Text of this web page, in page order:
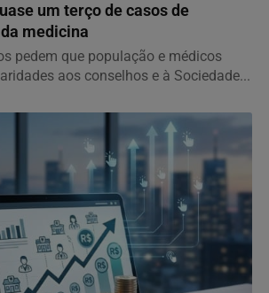
um terço de casos de
medicina
pedem que população e médicos
aos conselhos e à Sociedade...